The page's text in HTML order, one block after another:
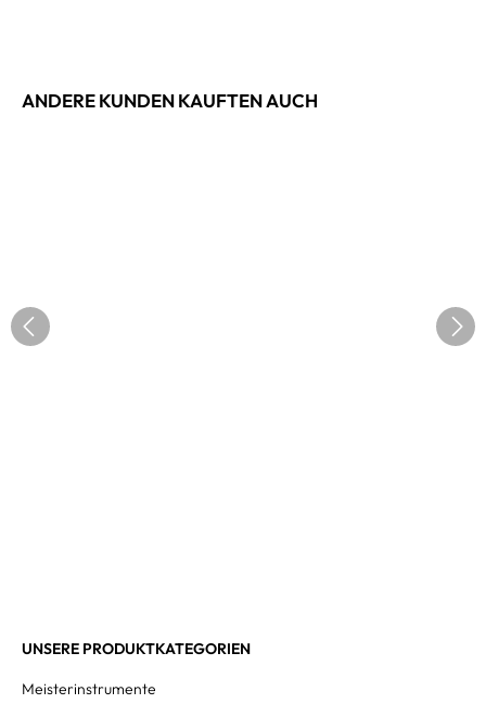
ANDERE KUNDEN KAUFTEN AUCH
UNSERE PRODUKTKATEGORIEN
Meisterinstrumente